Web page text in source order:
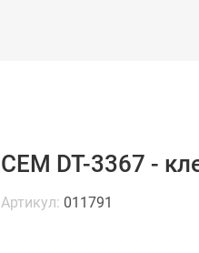
CEM DT-3367 -
Артикул: 011791